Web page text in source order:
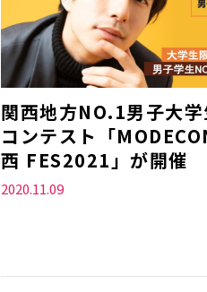
関西地方NO.1男子大
コンテスト「
西 FES2021」が開催
2020.11.09